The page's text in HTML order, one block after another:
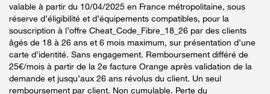
valable à partir du 10/04/2025 en France métropolitaine, sous
réserve d’éligibilité et d’équipements compatibles, pour la
souscription à l’offre Cheat_Code_Fibre_18_26 par des clients
âgés de 18 à 26 ans et 6 mois maximum, sur présentation d’une
carte d’identité. Sans engagement. Remboursement différé de
25€/mois à partir de la 2e facture Orange après validation de la
demande et jusqu’aux 26 ans révolus du client. Un seul
remboursement par client. Non cumulable. Perte du